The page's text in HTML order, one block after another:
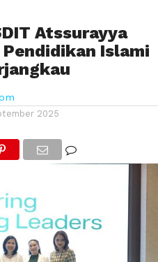
Atssurayya
Islami
2025